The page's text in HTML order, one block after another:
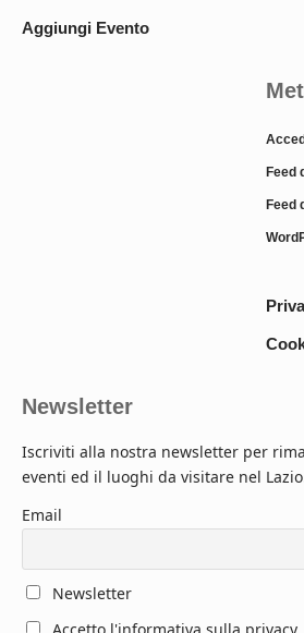
Aggiungi Evento
Feed
Feed
Newsletter
Iscriviti alla nostra newsletter per
eventi ed il luoghi da visitare nel
Email
Newsletter